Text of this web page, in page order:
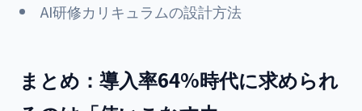
AI研修カリキュラムの設計方法
まとめ：導入率64%時代に求められ